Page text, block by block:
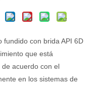
fundido con brida API 6D
que está
acuerdo con el
en los sistemas de